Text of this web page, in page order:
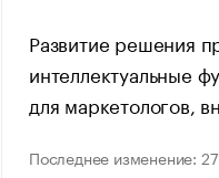
Развитие решения
интеллектуальные
для маркетологов,
Последнее изменение: